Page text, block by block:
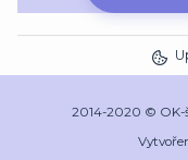
2014-2020 © OK-